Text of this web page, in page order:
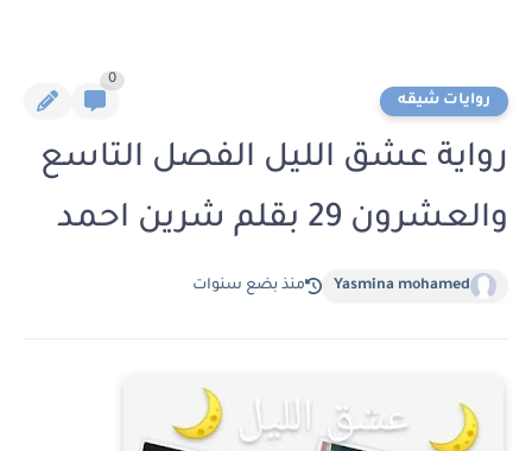
روايات شيقه
0
رواية عشق الليل الفصل التاسع
والعشرون 29 بقلم شرين احمد
Yasmina mohamed منذ بضع سنوات